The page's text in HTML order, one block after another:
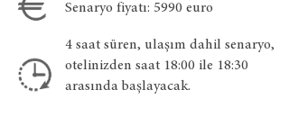
Senaryo fiyatı: 5990 euro
4 saat süren, ulaşım dahil senaryo,
otelinizden saat 18:00 ile 18:30
arasında başlayacak.